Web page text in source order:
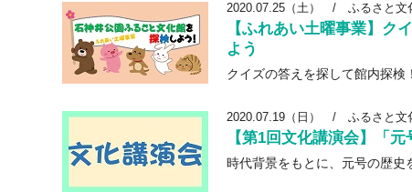
2020.07.25（土） / ふるさと文
【ふれあい土曜事業】
よう
クイズの答えを探して館内探検！
2020.07.19（日） / ふるさと文
【第1回文化講演会】「
時代背景をもとに、元号の歴史